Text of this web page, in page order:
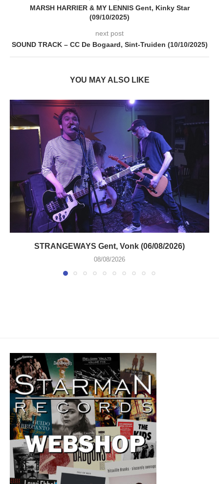
MARSH HARRIER & MY LENNIS Gent, Kinky Star
(09/10/2025)
next post
SOUND TRACK – CC De Bogaard, Sint-Truiden (10/10/2025)
YOU MAY ALSO LIKE
STRANGEWAYS Gent, Vonk (06/08/2026)
08/08/2026